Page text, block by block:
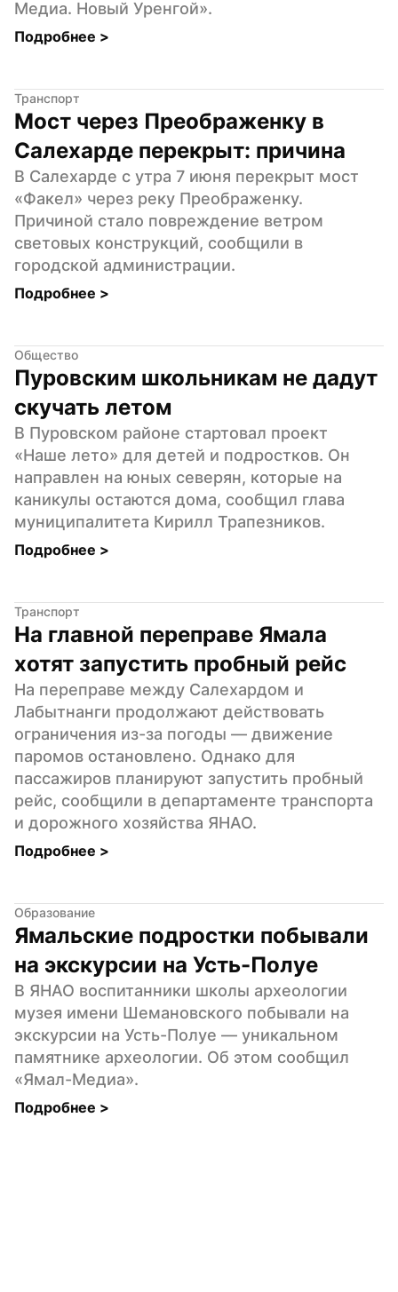
Медиа. Новый Уренгой».
Подробнее >
Транспорт
Мост через Преображенку в
Салехарде перекрыт: причина
В Салехарде с утра 7 июня перекрыт мост
«Факел» через реку Преображенку.
Причиной стало повреждение ветром
световых конструкций, сообщили в
городской администрации.
Подробнее >
Общество
Пуровским школьникам не дадут
скучать летом
В Пуровском районе стартовал проект
«Наше лето» для детей и подростков. Он
направлен на юных северян, которые на
каникулы остаются дома, сообщил глава
муниципалитета Кирилл Трапезников.
Подробнее >
Транспорт
На главной переправе Ямала
хотят запустить пробный рейс
На переправе между Салехардом и
Лабытнанги продолжают действовать
ограничения из-за погоды — движение
паромов остановлено. Однако для
пассажиров планируют запустить пробный
рейс, сообщили в департаменте транспорта
и дорожного хозяйства ЯНАО.
Подробнее >
Образование
Ямальские подростки побывали
на экскурсии на Усть-Полуе
В ЯНАО воспитанники школы археологии
музея имени Шемановского побывали на
экскурсии на Усть-Полуе — уникальном
памятнике археологии. Об этом сообщил
«Ямал-Медиа».
Подробнее >